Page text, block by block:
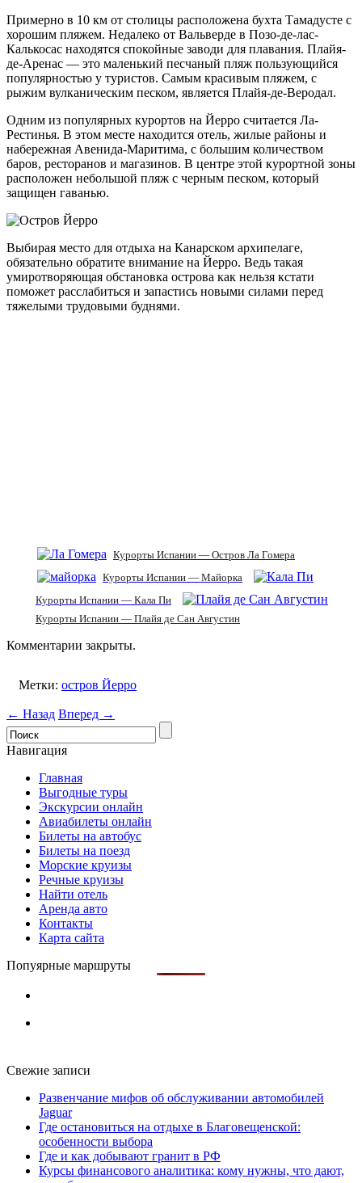
Примерно в 10 км от столицы расположена бухта Тамадусте с
хорошим пляжем. Недалеко от Вальверде в Позо-де-лас-
Калькосас находятся спокойные заводи для плавания. Плайя-
де-Аренас — это маленький песчаный пляж пользующийся
популярностью у туристов. Самым красивым пляжем, с
рыжим вулканическим песком, является Плайя-де-Веродал.
Одним из популярных курортов на Йерро считается Ла-
Рестинья. В этом месте находится отель, жилые районы и
набережная Авенида-Маритима, с большим количеством
баров, ресторанов и магазинов. В центре этой курортной зоны
расположен небольшой пляж с черным песком, который
защищен гаванью.
Выбирая место для отдыха на Канарском архипелаге,
обязательно обратите внимание на Йерро. Ведь такая
умиротворяющая обстановка острова как нельзя кстати
поможет расслабиться и запастись новыми силами перед
тяжелыми трудовыми буднями.
Курорты Испании — Остров Ла Гомера
Курорты Испании — Майорка
Курорты Испании — Кала Пи
Курорты Испании — Плайя де Сан Августин
Комментарии закрыты.
Метки: остров Йерро
← Назад Вперед →
Навигация
Главная
Выгодные туры
Экскурсии онлайн
Авиабилеты онлайн
Билеты на автобус
Билеты на поезд
Морские круизы
Речные круизы
Найти отель
Аренда авто
Контакты
Карта сайта
Попуярные маршруты
Свежие записи
Развенчание мифов об обслуживании автомобилей
Jaguar
Где остановиться на отдыхе в Благовещенской:
особенности выбора
Где и как добывают гранит в РФ
Курсы финансового аналитика: кому нужны, что дают,